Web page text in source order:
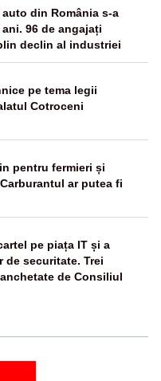
din România s-a
96 de angajați
declin al industriei
pe tema legii
Cotroceni
pentru fermieri și
ar putea fi
pe piața IT și a
de securitate. Trei
de Consiliul